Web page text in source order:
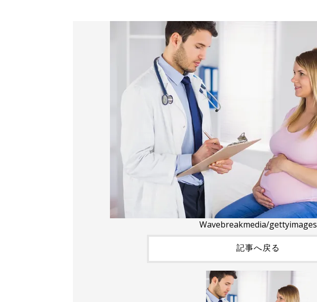
Wavebreakmedia/gettyimages
記事へ戻る